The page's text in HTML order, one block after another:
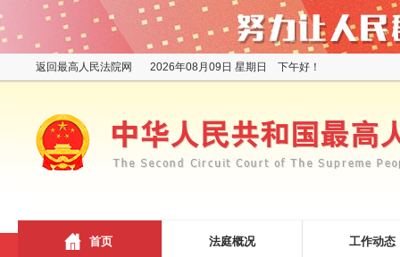
返回最高人民法院网 2026年08月09日 星期日 下午好！
首页 法庭概况 工作动态